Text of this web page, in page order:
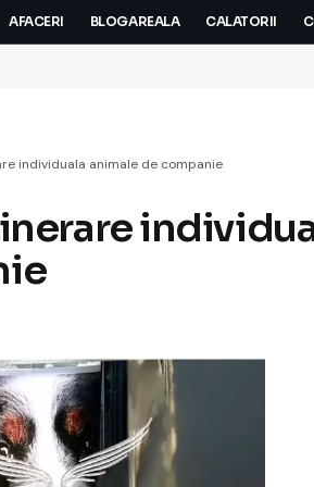
AFACERI BLOGAREALA CALATORII
individuala animale de companie